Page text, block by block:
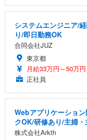
システムエンジニア/
り/即日勤務OK
合同会社JUZ
東京都
月給33万円～50万円
正社員
Webアプリケーショ
クOK/研修あり/主婦
株式会社Arkth